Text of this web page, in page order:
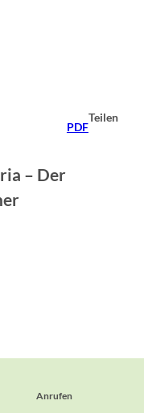
PDF
Teilen
– Der
Anrufen
Anton